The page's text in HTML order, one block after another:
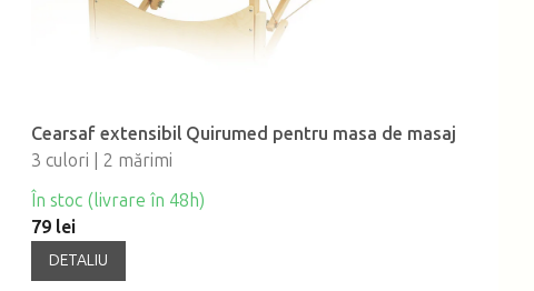
Cearsaf extensibil Quirumed pentru masa de masaj
3 culori | 2 mărimi
În stoc (livrare în 48h)
79 lei
DETALIU